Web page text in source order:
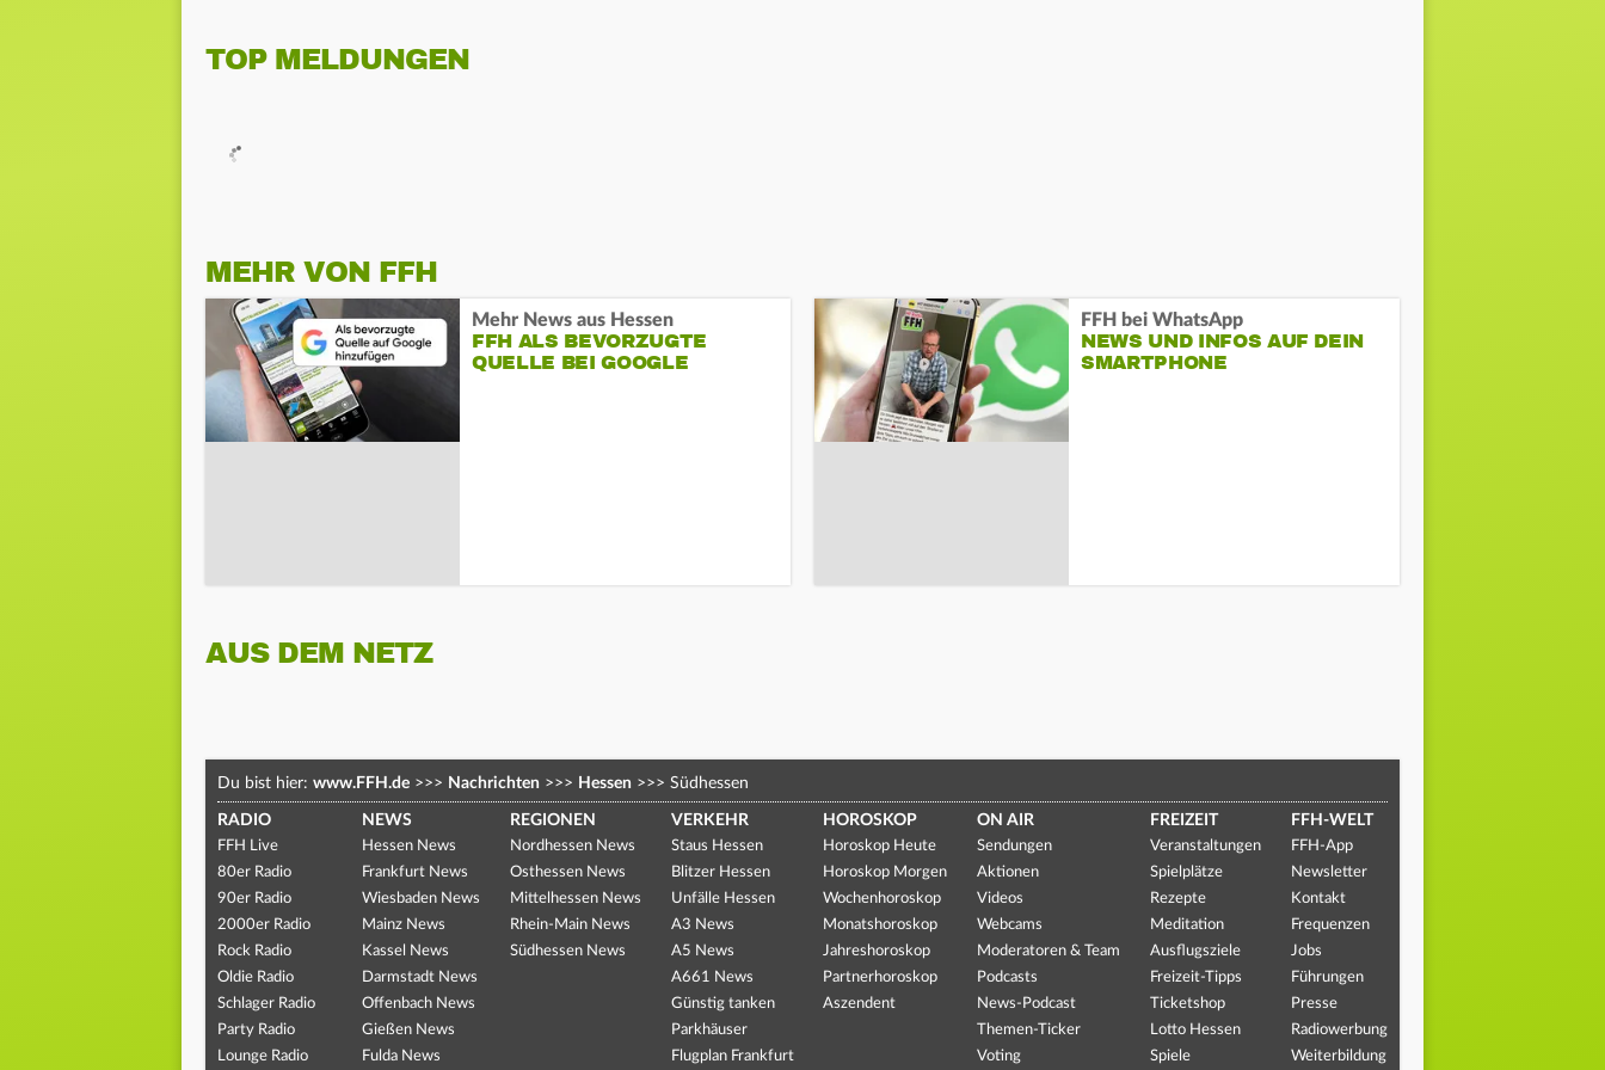
TOP MELDUNGEN
MEHR VON FFH
Mehr News aus Hessen
FFH ALS BEVORZUGTE
QUELLE BEI GOOGLE
FFH bei WhatsApp
NEWS UND INFOS AUF DEIN
SMARTPHONE
AUS DEM NETZ
Du bist hier: www.FFH.de >>> Nachrichten >>> Hessen >>> Südhessen
RADIO
FFH Live
80er Radio
90er Radio
2000er Radio
Rock Radio
Oldie Radio
Schlager Radio
Party Radio
Lounge Radio
NEWS
Hessen News
Frankfurt News
Wiesbaden News
Mainz News
Kassel News
Darmstadt News
Offenbach News
Gießen News
Fulda News
REGIONEN
Nordhessen News
Osthessen News
Mittelhessen News
Rhein-Main News
Südhessen News
VERKEHR
Staus Hessen
Blitzer Hessen
Unfälle Hessen
A3 News
A5 News
A661 News
Günstig tanken
Parkhäuser
Flugplan Frankfurt
HOROSKOP
Horoskop Heute
Horoskop Morgen
Wochenhoroskop
Monatshoroskop
Jahreshoroskop
Partnerhoroskop
Aszendent
ON AIR
Sendungen
Aktionen
Videos
Webcams
Moderatoren & Team
Podcasts
News-Podcast
Themen-Ticker
Voting
FREIZEIT
Veranstaltungen
Spielplätze
Rezepte
Meditation
Ausflugsziele
Freizeit-Tipps
Ticketshop
Lotto Hessen
Spiele
FFH-WELT
FFH-App
Newsletter
Kontakt
Frequenzen
Jobs
Führungen
Presse
Radiowerbung
Weiterbildung